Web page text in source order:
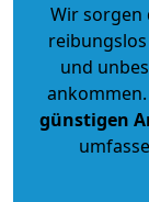
Wir sorgen
und
günstigen